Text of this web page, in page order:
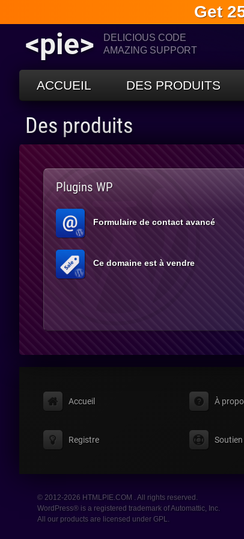
Get
<pie>
DELICIOUS CODE
AMAZING SUPPORT
ACCUEIL DES PRODUITS
Des produits
Plugins WP
Formulaire de contact avancé
Ce domaine est à vendre
Accueil À
Registre Soutien
© 2012-2026 HTMLPIE.COM . All rights reserved.
WordPress® is a registered trademark of Automattic, Inc.
All our products are licensed under GPL.